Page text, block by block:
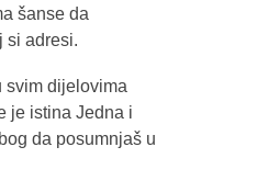
šanse da
si adresi.
svim dijelovima
je istina Jedna i
da posumnjaš u